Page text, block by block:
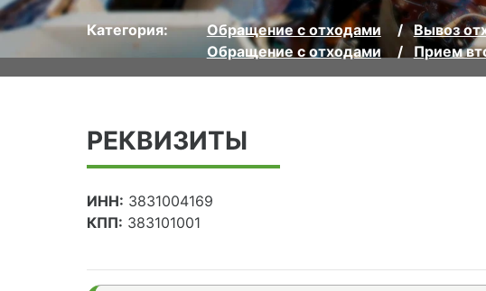
Категория: Обращение с отходами
Вывоз
Обращение с отходами
Прием
РЕКВИЗИТЫ
ИНН: 3831004169
КПП: 383101001